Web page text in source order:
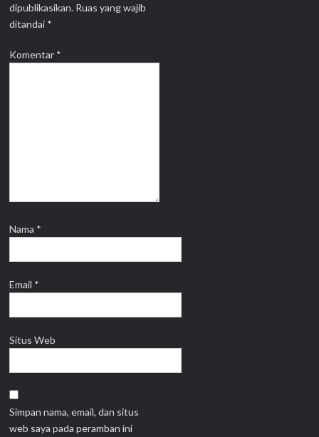
dipublikasikan. Ruas yang wajib
ditandai *
Komentar *
Nama *
Email *
Situs Web
Simpan nama, email, dan situs
web saya pada peramban ini